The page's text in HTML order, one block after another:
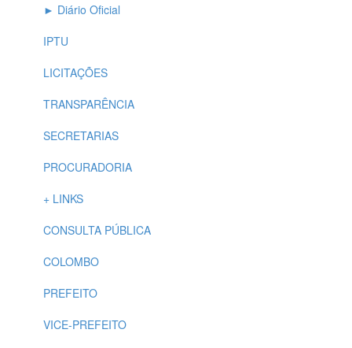
► Diário Oficial
IPTU
LICITAÇÕES
TRANSPARÊNCIA
SECRETARIAS
PROCURADORIA
+ LINKS
CONSULTA PÚBLICA
COLOMBO
PREFEITO
VICE-PREFEITO